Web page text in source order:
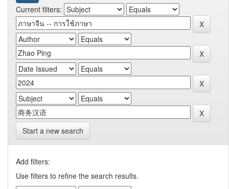
Current filters:
Start a new search
Add filters:
Use filters to refine the search results.